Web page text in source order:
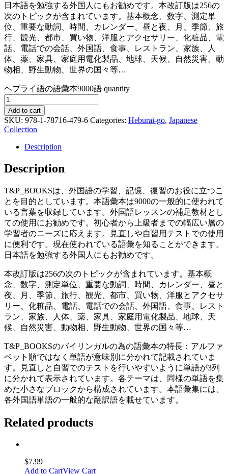
日本語を勉強する外国人にもお勧めです。本改訂版は256の
次のトピックが含まれています。基本概念、数字、測定単
位、重要な動詞、時間、カレンダー、昼と夜、月、季節、旅
行、観光、都市、買い物、洋服とアクセサリー、化粧品、電
話、電話での会話、外国語、食事、レストラン、家族、人
体、薬、家具、家庭用電化製品、地球、天候、自然災害、動
物相、野生動物、世界の国々等…
ヘブライ語の語彙本9000語 quantity
Add to cart
SKU: 978-1-78716-479-6 Categories: Heburai-go, Japanese
Collection
Description
Description
T&P_BOOKSは、外国語の学習、記憶、復習のお役に立つこ
とを目的としています。本語彙本は9000の一般的に使われて
いる言葉を収録しています。外国語レッスンの補足教材とし
ての使用にお勧めです。初心者から上級者までの幅広い層の
学習者のニーズに応えます。見直しや自習用テストでの使用
に便利です。現在使われている語彙を知ることができます。
日本語を勉強する外国人にもお勧めです。
本改訂版は256の次のトピックが含まれています。基本概
念、数字、測定単位、重要な動詞、時間、カレンダー、昼と
夜、月、季節、旅行、観光、都市、買い物、洋服とアクセサ
リー、化粧品、電話、電話での会話、外国語、食事、レスト
ラン、家族、人体、薬、家具、家庭用電化製品、地球、天
候、自然災害、動物相、野生動物、世界の国々等…
T&P_BOOKSのバイリンガルの為の語彙本の特長：アルファ
ベット順ではなく単語が意味別に分かれて記載されていま
す。見直しと自習でのテストを行いやすいように単語が3列
に分かれて表示されています。各テーマは、同様の単語を集
めた小さなブロックから構成されています。本語彙集には、
各外国語単語の一般的な翻訳語を載せています。
Related products
$7.99
Add to CartView Cart